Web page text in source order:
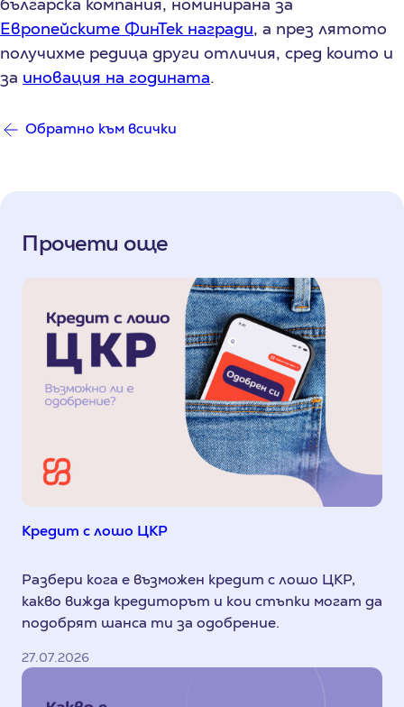
Европейските ФинТек награди, а през лятото
получихме редица други отличия, сред които и
за иновация на годината.
Обратно към всички
Прочети още
Кредит с лошо ЦКР
Разбери кога е възможен кредит с лошо ЦКР,
какво вижда кредиторът и кои стъпки могат да
подобрят шанса ти за одобрение.
27.07.2026